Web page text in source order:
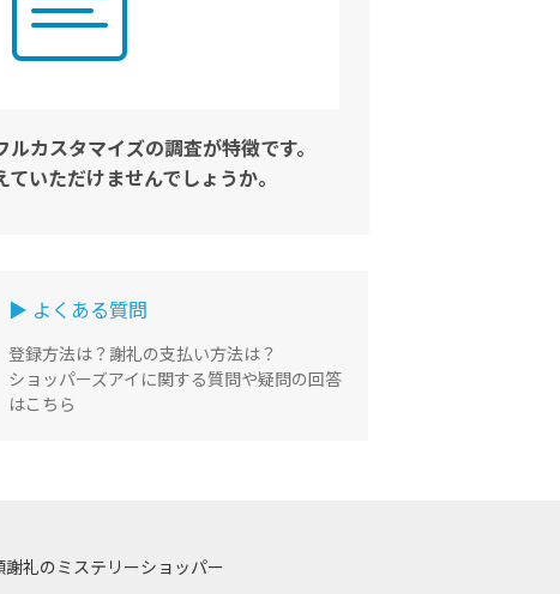
カスタマイズの調査が特徴です。
いただけませんでしょうか。
▶ よくある質問
登録方法は？謝礼の支払い方法は？
ショッパーズアイに関する質問や疑問の回答
はこちら
謝礼のミステリーショッパー